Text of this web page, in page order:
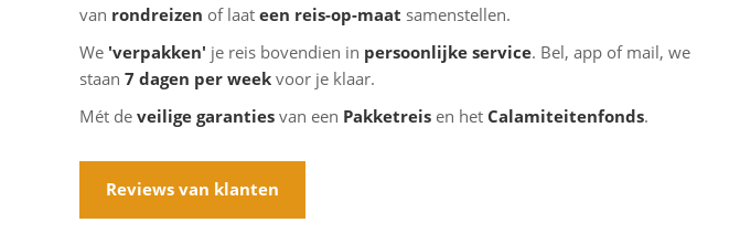
van rondreizen of laat een reis-op-maat samenstellen.
We 'verpakken' je reis bovendien in persoonlijke service. Bel, app of mail, we
staan 7 dagen per week voor je klaar.
Mét de veilige garanties van een Pakketreis en het Calamiteitenfonds.
Reviews van klanten